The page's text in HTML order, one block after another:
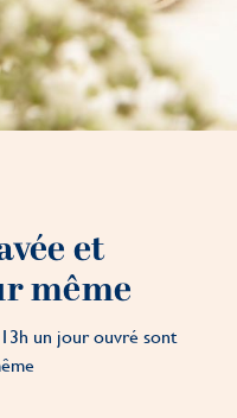
et
même
13h un jour ouvré sont